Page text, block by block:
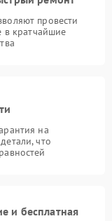
провести
в кратчайшие
на
что
и бесплатная